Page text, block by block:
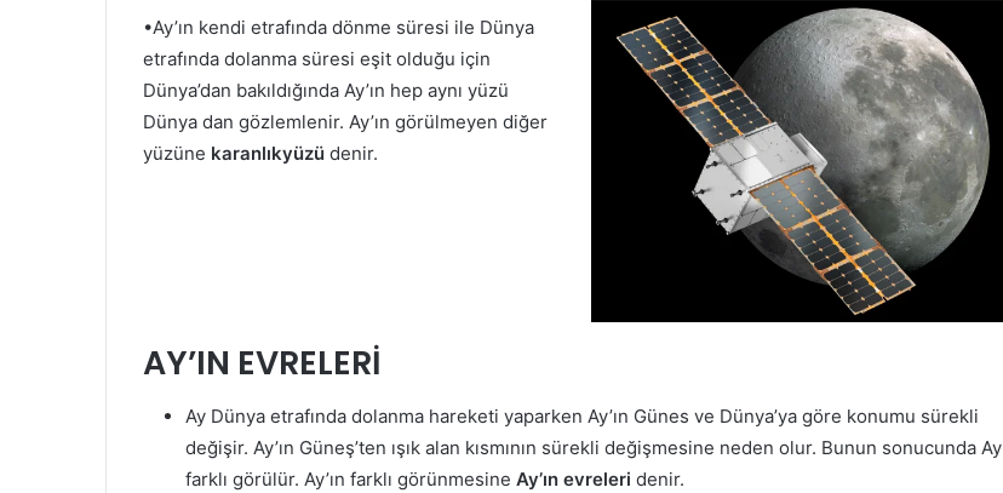
•Ay’ın kendi etrafında dönme süresi ile Dünya
etrafında dolanma süresi eşit olduğu için
Dünya’dan bakıldığında Ay’ın hep aynı yüzü
Dünya dan gözlemlenir. Ay’ın görülmeyen diğer
yüzüne karanlıkyüzü denir.
AY’IN EVRELERİ
Ay Dünya etrafında dolanma hareketi yaparken Ay’ın Günes ve Dünya’ya göre konumu sürekli
değişir. Ay’ın Güneş’ten ışık alan kısmının sürekli değişmesine neden olur. Bunun sonucunda Ay
farklı görülür. Ay’ın farklı görünmesine Ay’ın evreleri denir.